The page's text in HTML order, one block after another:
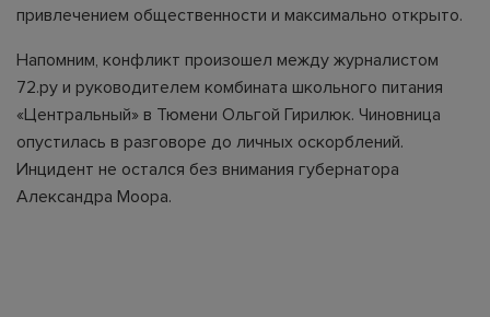
привлечением общественности и максимально открыто.
Напомним, конфликт произошел между журналистом
72.ру и руководителем комбината школьного питания
«Центральный» в Тюмени Ольгой Гирилюк. Чиновница
опустилась в разговоре до личных оскорблений.
Инцидент не остался без внимания губернатора
Александра Моора.